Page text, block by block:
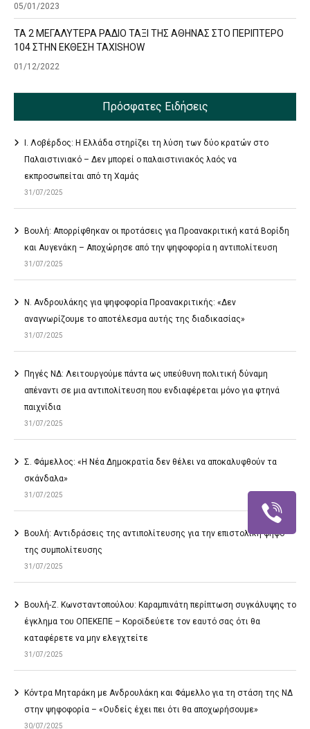
05/01/2023
ΤΑ 2 ΜΕΓΑΛΥΤΕΡΑ ΡΑΔΙΟ ΤΑΞΙ ΤΗΣ ΑΘΗΝΑΣ ΣΤΟ ΠΕΡΙΠΤΕΡΟ
104 ΣΤΗΝ ΕΚΘΕΣΗ TAXISHOW
01/12/2022
Πρόσφατες Ειδήσεις
Ι. Λοβέρδος: Η Ελλάδα στηρίζει τη λύση των δύο κρατών στο
Παλαιστινιακό – Δεν μπορεί ο παλαιστινιακός λαός να
εκπροσωπείται από τη Χαμάς
31/07/2025
Βουλή: Απορρίφθηκαν οι προτάσεις για Προανακριτική κατά Βορίδη
και Αυγενάκη – Αποχώρησε από την ψηφοφορία η αντιπολίτευση
31/07/2025
Ν. Ανδρουλάκης για ψηφοφορία Προανακριτικής: «Δεν
αναγνωρίζουμε το αποτέλεσμα αυτής της διαδικασίας»
31/07/2025
Πηγές ΝΔ: Λειτουργούμε πάντα ως υπεύθυνη πολιτική δύναμη
απέναντι σε μια αντιπολίτευση που ενδιαφέρεται μόνο για φτηνά
παιχνίδια
31/07/2025
Σ. Φάμελλος: «Η Νέα Δημοκρατία δεν θέλει να αποκαλυφθούν τα
σκάνδαλα»
31/07/2025
Βουλή: Αντιδράσεις της αντιπολίτευσης για την επιστολική ψήφο
της συμπολίτευσης
31/07/2025
Βουλή-Ζ. Κωνσταντοπούλου: Καραμπινάτη περίπτωση συγκάλυψης το
έγκλημα του ΟΠΕΚΕΠΕ – Κοροϊδεύετε τον εαυτό σας ότι θα
καταφέρετε να μην ελεγχτείτε
31/07/2025
Κόντρα Μηταράκη με Ανδρουλάκη και Φάμελλο για τη στάση της ΝΔ
στην ψηφοφορία – «Ουδείς έχει πει ότι θα αποχωρήσουμε»
30/07/2025